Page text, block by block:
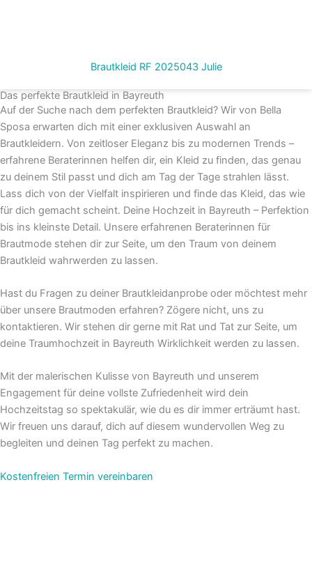
Brautkleid RF 2025043 Julie
Das perfekte Brautkleid in Bayreuth
Auf der Suche nach dem perfekten Brautkleid? Wir von Bella
Sposa erwarten dich mit einer exklusiven Auswahl an
Brautkleidern. Von zeitloser Eleganz bis zu modernen Trends –
erfahrene Beraterinnen helfen dir, ein Kleid zu finden, das genau
zu deinem Stil passt und dich am Tag der Tage strahlen lässt.
Lass dich von der Vielfalt inspirieren und finde das Kleid, das wie
für dich gemacht scheint. Deine Hochzeit in Bayreuth – Perfektion
bis ins kleinste Detail. Unsere erfahrenen Beraterinnen für
Brautmode stehen dir zur Seite, um den Traum von deinem
Brautkleid wahrwerden zu lassen.
Hast du Fragen zu deiner Brautkleidanprobe oder möchtest mehr
über unsere Brautmoden erfahren? Zögere nicht, uns zu
kontaktieren. Wir stehen dir gerne mit Rat und Tat zur Seite, um
deine Traumhochzeit in Bayreuth Wirklichkeit werden zu lassen.
Mit der malerischen Kulisse von Bayreuth und unserem
Engagement für deine vollste Zufriedenheit wird dein
Hochzeitstag so spektakulär, wie du es dir immer erträumt hast.
Wir freuen uns darauf, dich auf diesem wundervollen Weg zu
begleiten und deinen Tag perfekt zu machen.
Kostenfreien Termin vereinbaren